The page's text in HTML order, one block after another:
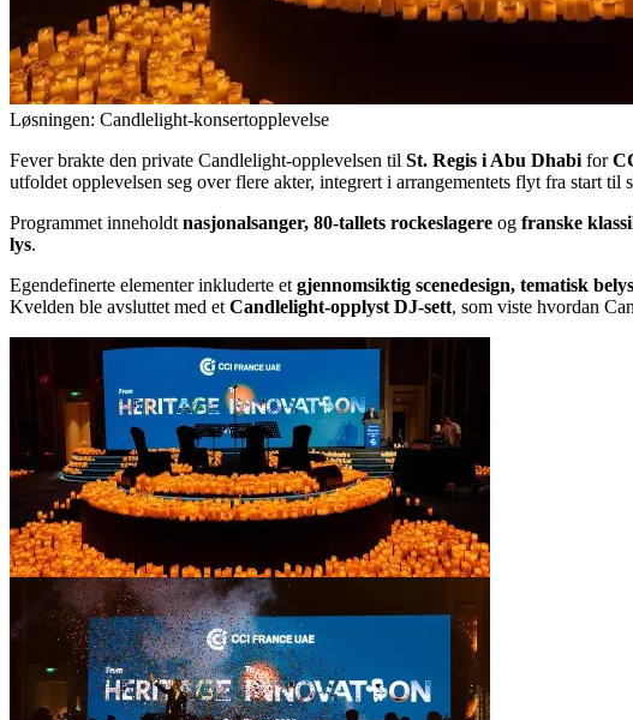
Løsningen: Candlelight-konsertopplevelse
Fever brakte den private Candlelight-opplevelsen til St. Regis i Abu Dhabi for
utfoldet opplevelsen seg over flere akter, integrert i arrangementets flyt fra start til
Programmet inneholdt nasjonalsanger, 80-tallets rockeslagere og franske
lys.
Egendefinerte elementer inkluderte et gjennomsiktig scenedesign, tematisk
Kvelden ble avsluttet med et Candlelight-opplyst DJ-sett, som viste hvordan